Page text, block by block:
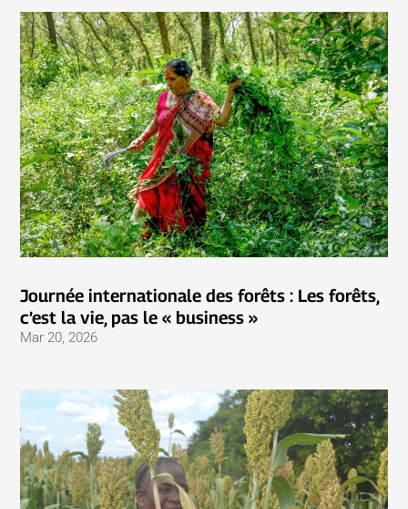
Journée internationale des forêts : Les forêts,
c’est la vie, pas le « business »
Mar 20, 2026